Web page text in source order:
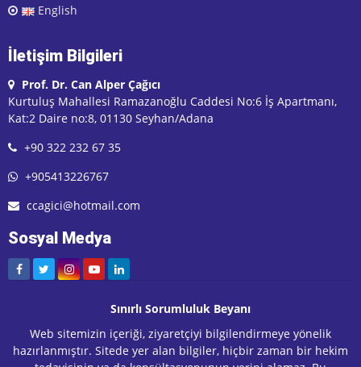
English
İletişim Bilgileri
Prof. Dr. Can Alper Çağıcı
Kurtuluş Mahallesi Ramazanoğlu Caddesi No:6 İş Apartmanı,
Kat:2 Daire no:8, 01130 Seyhan/Adana
+90 322 232 67 35
+905413226767
ccagici@hotmail.com
Sosyal Medya
Sınırlı Sorumluluk Beyanı
Web sitemizin içeriği, ziyaretçiyi bilgilendirmeye yönelik
hazırlanmıştır. Sitede yer alan bilgiler, hiçbir zaman bir hekim